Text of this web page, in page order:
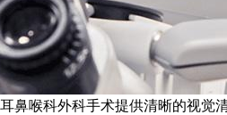
鼻喉科外科手术提供清晰的视觉